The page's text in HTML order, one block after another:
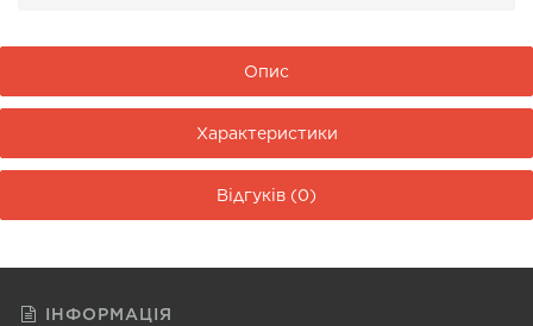
Опис
Характеристики
Відгуків (0)
ІНФОРМАЦІЯ